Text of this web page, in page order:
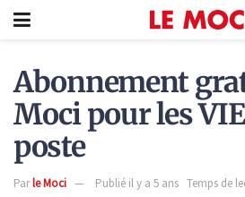
Abonnement
Moci pour les
poste
Parle Moci Publié il y a 5 ans Temps de